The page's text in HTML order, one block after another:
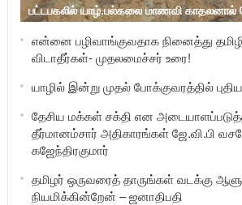
பட்டபகலில் யாழ்.பல்கலை மாணவி
என்னை பழிவாங்குவதாக நினைத்து
விடாதீர்கள்- முதலமைச்சர் உரை!
யாழில் இன்று முதல் போக்குவரத்தில்
தேசிய மக்கள் சக்தி என
தீர்மானம்சார் அதிகாரங்கள் ஜே.வி.பி
கஜேந்திரகுமார்
தமிழர் ஒருவரைத் தாருங்கள் வடக்கு
நியமிக்கின்றேன் – ஜனாதிபதி